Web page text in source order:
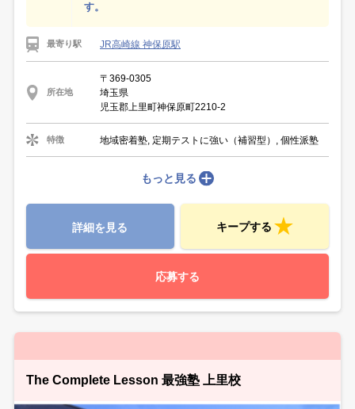
す。
最寄り駅 JR高崎線 神保原駅
所在地
〒369-0305
埼玉県
児玉郡上里町神保原町2210-2
特徴 地域密着塾, 定期テストに強い（補習型）, 個性派塾
もっと見る
詳細を見る キープする
応募する
The Complete Lesson 最強塾 上里校